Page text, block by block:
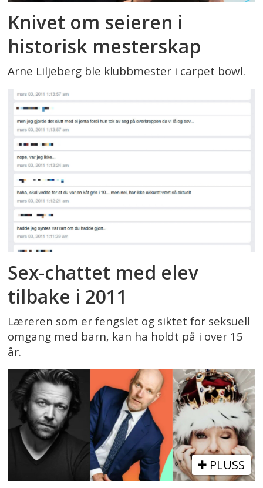
Knivet om seieren i
historisk mesterskap
Arne Liljeberg ble klubbmester i carpet bowl.
Sex-chattet med elev
tilbake i 2011
Læreren som er fengslet og siktet for seksuell
omgang med barn, kan ha holdt på i over 15
år.
PLUSS